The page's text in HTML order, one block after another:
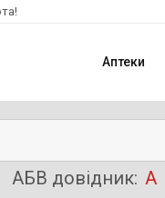
Аптеки
АБВ довідник: А